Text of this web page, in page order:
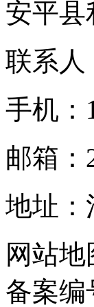
安平县
联系人
手机：
邮箱：
地址：
网站地
备案编